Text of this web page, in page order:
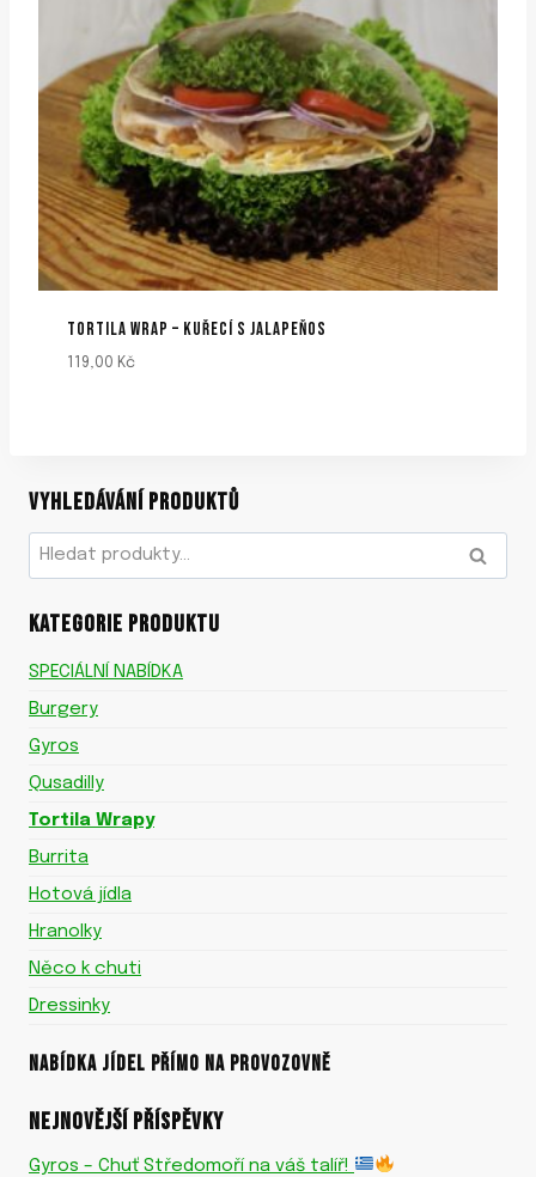
TORTILA WRAP – KUŘECÍ S JALAPEŇOS
119,00 Kč
VYHLEDÁVÁNÍ PRODUKTŮ
Hledat: HLEDAT
KATEGORIE PRODUKTU
SPECIÁLNÍ NABÍDKA
Burgery
Gyros
Qusadilly
Tortila Wrapy
Burrita
Hotová jídla
Hranolky
Něco k chuti
Dressinky
NABÍDKA JÍDEL PŘÍMO NA PROVOZOVNĚ
NEJNOVĚJŠÍ PŘÍSPĚVKY
Gyros – Chuť Středomoří na váš talíř!